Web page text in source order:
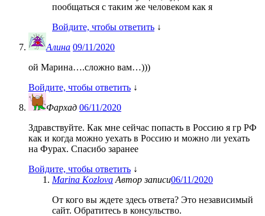
пообщаться с таким же человеком как я
Войдите, чтобы ответить ↓
Алина 09/11/2020
ой Марина….сложно вам…)))
Войдите, чтобы ответить ↓
Фархад 06/11/2020
Здравствуйте. Как мне сейчас попасть в Россию я гр РФ
как и когда можно уехать в Россию и можно ли уехать
на Фурах. Спасибо заранее
Войдите, чтобы ответить ↓
Marina Kozlova Автор записи06/11/2020
От кого вы ждете здесь ответа? Это независимый
сайт. Обратитесь в консульство.